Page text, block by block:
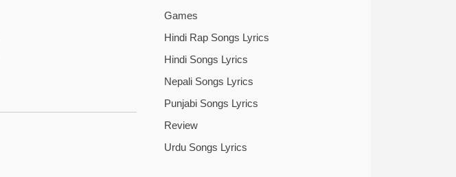
Games
Hindi Rap Songs Lyrics
Hindi Songs Lyrics
Nepali Songs Lyrics
Punjabi Songs Lyrics
Review
Urdu Songs Lyrics